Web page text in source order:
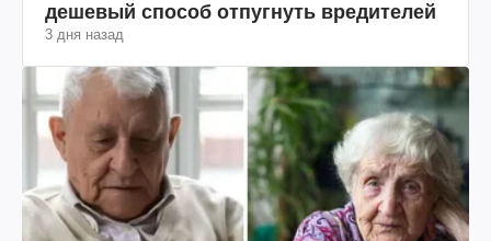
дешевый способ отпугнуть вредителей
3 дня назад